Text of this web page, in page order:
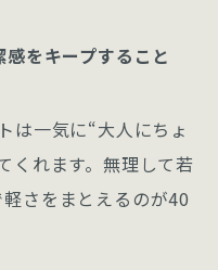
をキープすること
は一気に“大人にちょ
くれます。無理して若
さをまとえるのが40